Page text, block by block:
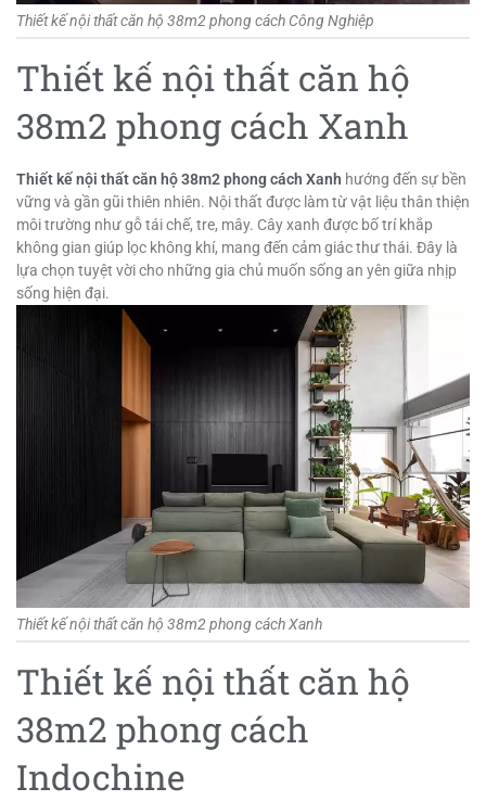
Thiết kế nội thất căn hộ 38m2 phong cách Công Nghiệp
Thiết kế nội thất căn hộ
38m2 phong cách Xanh
Thiết kế nội thất căn hộ 38m2 phong cách Xanh hướng đến sự bền
vững và gần gũi thiên nhiên. Nội thất được làm từ vật liệu thân thiện
môi trường như gỗ tái chế, tre, mây. Cây xanh được bố trí khắp
không gian giúp lọc không khí, mang đến cảm giác thư thái. Đây là
lựa chọn tuyệt vời cho những gia chủ muốn sống an yên giữa nhịp
sống hiện đại.
Thiết kế nội thất căn hộ 38m2 phong cách Xanh
Thiết kế nội thất căn hộ
38m2 phong cách
Indochine